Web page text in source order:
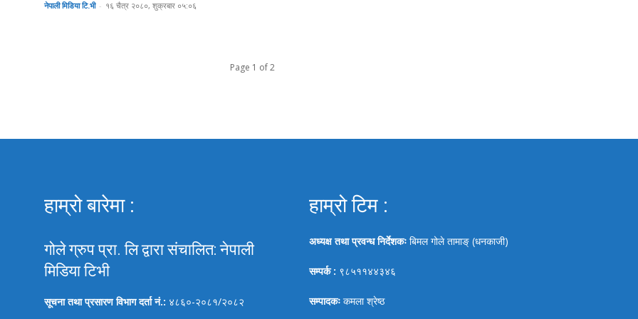
नेपाली मिडिया टि.भी - १६ चैत्र २०८०, शुक्रबार ०५:०६
Page 1 of 2
हाम्रो बारेमा :
गोले ग्रुप प्रा. लि द्वारा संचालित: नेपाली
मिडिया टिभी
सूचना तथा प्रसारण विभाग दर्ता नं.: ४८६०-२०८१/२०८२
हाम्रो टिम :
अध्यक्ष तथा प्रवन्ध निर्देशकः बिमल गोले तामाङ् (धनकाजी)
सम्पर्क : ९८५११४४३४६
सम्पादकः कमला श्रेष्ठ